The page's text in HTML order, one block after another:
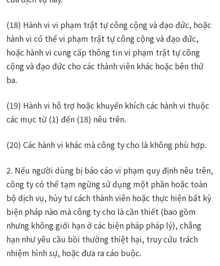
(18) Hành vi vi phạm trật tự công cộng và đạo đức, hoặc
hành vi có thể vi phạm trật tự công cộng và đạo đức,
hoặc hành vi cung cấp thông tin vi phạm trật tự công
cộng và đạo đức cho các thành viên khác hoặc bên thứ
ba.
(19) Hành vi hỗ trợ hoặc khuyến khích các hành vi thuộc
các mục từ (1) đến (18) nêu trên.
(20) Các hành vi khác mà công ty cho là không phù hợp.
2. Nếu người dùng bị báo cáo vi phạm quy định nêu trên,
công ty có thể tạm ngừng sử dụng một phần hoặc toàn
bộ dịch vụ, hủy tư cách thành viên hoặc thực hiện bất kỳ
biện pháp nào mà công ty cho là cần thiết (bao gồm
nhưng không giới hạn ở các biện pháp pháp lý), chẳng
hạn như yêu cầu bồi thường thiệt hại, truy cứu trách
nhiệm hình sự, hoặc đưa ra cáo buộc.